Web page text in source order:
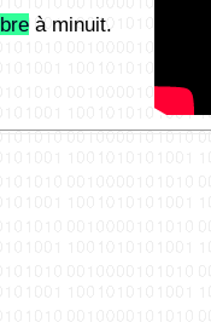
à minuit.